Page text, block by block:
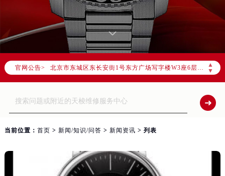
官网公告>
▲
▼
2026年6月北京市售后服务网络优化升级公告
2026年6月北京市官方售后客户服务热线：
2026年6月售后服务中心最新网点地址：
北京市东城区东长安街1号东方广场写字楼W3座6层602室（需提前预约）
北京市朝阳区建国门外大街甲6号华熙国际中心写字楼D座11层1102室（需提前预约）
北京市朝阳区建国门外大街甲6号华熙国际中心D座11层1102室售后服务中心（需提前预约）
北京市东城区东长安街1号王府井东方广场W3座6层602室售后服务中心（需提前预约）
节假日正常营业！
当前位置： 首页 > 新闻/知识/问答 > 新闻资讯 > 列表